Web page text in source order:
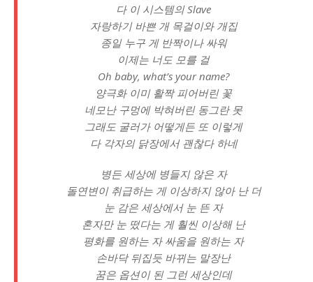
다 이 시스템의 Slave
자랑하기 바쁜 개 목걸이와 개집
종일 누구 게 반짝이나 싸워
이제는 너도 모를 걸
Oh baby, what’s your name?
양극화 이미 활짝 피어버린 꽃
네모난 구멍에 박혀버린 동그란 못
그래도 굴러가 어떻게든 또 이렇게
다 각자의 닭장에서 괜찮다 하네
병든 세상에 병들지 않은 자
돌연변이 취급하는 게 이상하지 않아 난 더
눈 감은 세상에서 눈 뜬 자
혼자만 눈 떴다는 게 훨씬 이상해 난
평화를 원하는 자 싸움을 원하는 자
손바닥 뒤집듯 바뀌는 말장난
꿈은 옵션이 된 그런 세상인데